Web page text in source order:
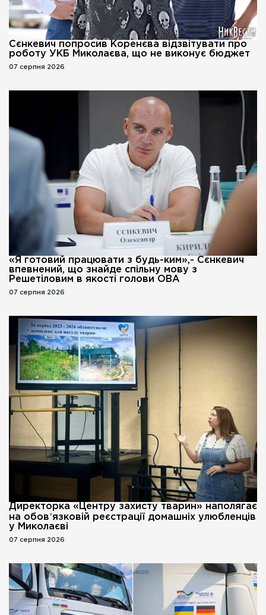
Сєнкевич попросив Коренєва відзвітувати про
роботу УКБ Миколаєва, що не виконує бюджет
07 серпня 2026
«Я готовий працювати з будь-ким»,- Сєнкевич
впевнений, що знайде спільну мову з
Решетіловим в якості голови ОВА
07 серпня 2026
Директорка «Центру захисту тварин» наполягає
на обовʼязковій реєстрації домашніх улюбленців
у Миколаєві
07 серпня 2026